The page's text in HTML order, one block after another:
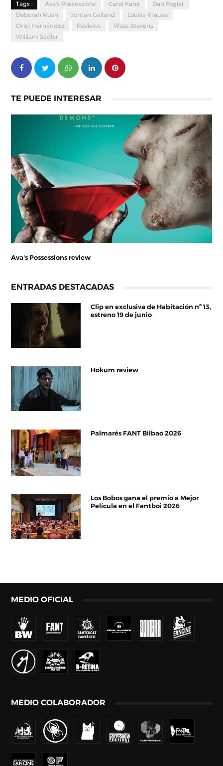
Tags : Ava's Possessions Carol Kane
Dan Fogler
Deborah Rush
Jordan Galland
Louisa Krause
Oriol Hernández
Reviews
Wass Stevens
William Sadler
TE PUEDE INTERESAR
Ava's Possessions review
ENTRADAS DESTACADAS
Clip en exclusiva de Habitación nº 13,
estreno 19 de junio
Hokum review
Palmarés FANT Bilbao 2026
Los Bobos gana el premio a Mejor
Película en el Fantboi 2026
MEDIO OFICIAL
MEDIO COLABORADOR